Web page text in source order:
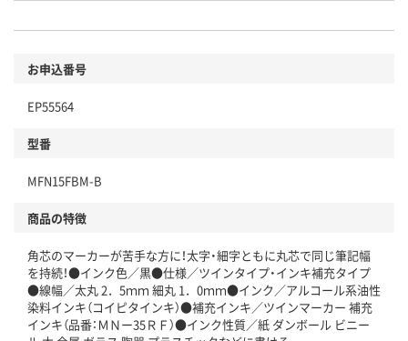
お申込番号
EP55564
型番
MFN15FBM-B
商品の特徴
角芯のマーカーが苦手な方に！太字・細字ともに丸芯で同じ筆記幅
を持続！●インク色／黒●仕様／ツインタイプ・インキ補充タイプ
●線幅／太丸 2．5ｍｍ 細丸 1．0ｍｍ●インク／アルコール系油性
染料インキ（コイピタインキ）●補充インキ／ツインマーカー 補充
インキ（品番：ＭＮー35ＲＦ）●インク性質／紙 ダンボール ビニー